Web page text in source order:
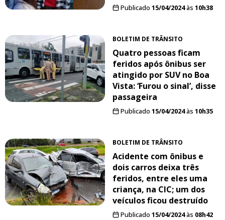
Publicado 15/04/2024às 10h38
BOLETIM DE TRÂNSITO
Quatro pessoas ficam
feridos após ônibus ser
atingido por SUV no Boa
Vista: ‘Furou o sinal’, disse
passageira
Publicado 15/04/2024às 10h35
BOLETIM DE TRÂNSITO
Acidente com ônibus e
dois carros deixa três
feridos, entre eles uma
criança, na CIC; um dos
veículos ficou destruído
Publicado 15/04/2024às 08h42